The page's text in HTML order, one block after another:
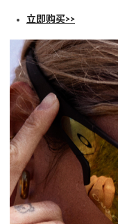
立即购买>>